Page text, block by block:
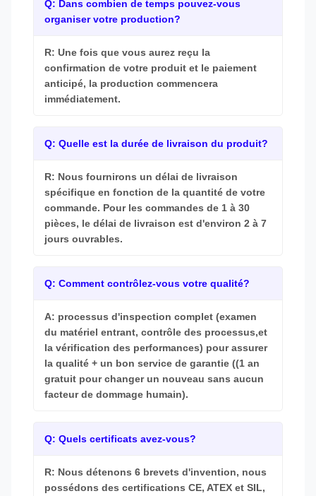
Q: Dans combien de temps pouvez-vous
organiser votre production?
R: Une fois que vous aurez reçu la
confirmation de votre produit et le paiement
anticipé, la production commencera
immédiatement.
Q: Quelle est la durée de livraison du produit?
R: Nous fournirons un délai de livraison
spécifique en fonction de la quantité de votre
commande. Pour les commandes de 1 à 30
pièces, le délai de livraison est d'environ 2 à 7
jours ouvrables.
Q: Comment contrôlez-vous votre qualité?
A: processus d'inspection complet (examen
du matériel entrant, contrôle des processus,et
la vérification des performances) pour assurer
la qualité + un bon service de garantie ((1 an
gratuit pour changer un nouveau sans aucun
facteur de dommage humain).
Q: Quels certificats avez-vous?
R: Nous détenons 6 brevets d'invention, nous
possédons des certifications CE, ATEX et SIL,